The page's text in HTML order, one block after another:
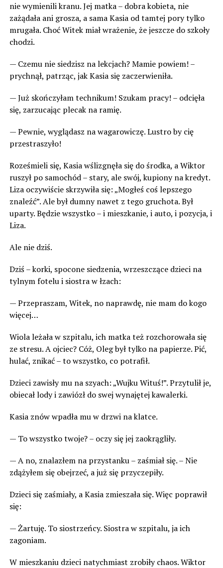
nie wymienili kranu. Jej matka – dobra kobieta, nie
zażądała ani grosza, a sama Kasia od tamtej pory tylko
mrugała. Choć Witek miał wrażenie, że jeszcze do szkoły
chodzi.
— Czemu nie siedzisz na lekcjach? Mamie powiem! –
prychnął, patrząc, jak Kasia się zaczerwieniła.
— Już skończyłam technikum! Szukam pracy! – odcięła
się, zarzucając plecak na ramię.
— Pewnie, wyglądasz na wagarowiczę. Lustro by cię
przestraszyło!
Roześmieli się, Kasia wślizgnęła się do środka, a Wiktor
ruszył po samochód – stary, ale swój, kupiony na kredyt.
Liza oczywiście skrzywiła się: „Mogłeś coś lepszego
znaleźć”. Ale był dumny nawet z tego gruchota. Był
uparty. Będzie wszystko – i mieszkanie, i auto, i pozycja, i
Liza.
Ale nie dziś.
Dziś – korki, spocone siedzenia, wrzeszczące dzieci na
tylnym fotelu i siostra w łzach:
— Przepraszam, Witek, no naprawdę, nie mam do kogo
więcej…
Wiola leżała w szpitalu, ich matka też rozchorowała się
ze stresu. A ojciec? Cóż, Oleg był tylko na papierze. Pić,
hulać, znikać – to wszystko, co potrafił.
Dzieci zawisły mu na szyach: „Wujku Wituś!”. Przytulił je,
obiecał lody i zawiózł do swej wynajętej kawalerki.
Kasia znów wpadła mu w drzwi na klatce.
— To wszystko twoje? – oczy się jej zaokrągliły.
— A no, znalazłem na przystanku – zaśmiał się. – Nie
zdążyłem się obejrzeć, a już się przyczepiły.
Dzieci się zaśmiały, a Kasia zmieszała się. Więc poprawił
się:
— Żartuję. To siostrzeńcy. Siostra w szpitalu, ja ich
zagoniam.
W mieszkaniu dzieci natychmiast zrobiły chaos. Wiktor